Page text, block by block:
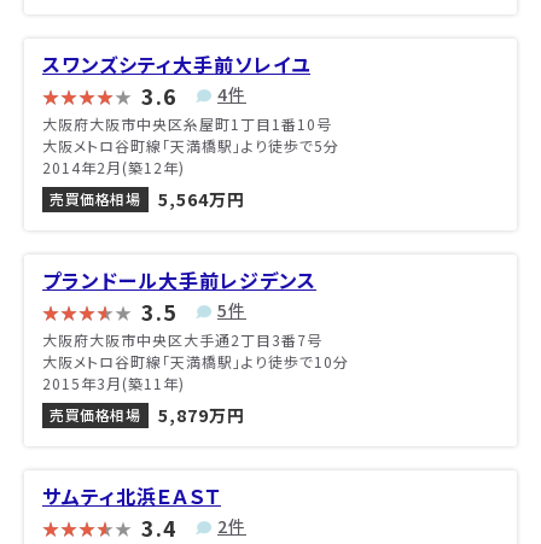
スワンズシティ大手前ソレイユ
3.6 4件
大阪府大阪市中央区糸屋町1丁目1番10号
大阪メトロ谷町線「天満橋駅」より徒歩で5分
2014年2月(築12年)
売買価格相場
5,564万円
プランドール大手前レジデンス
3.5 5件
大阪府大阪市中央区大手通2丁目3番7号
大阪メトロ谷町線「天満橋駅」より徒歩で10分
2015年3月(築11年)
売買価格相場
5,879万円
サムティ北浜ＥＡＳＴ
3.4 2件